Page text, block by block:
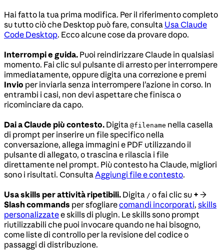
Hai fatto la tua prima modifica. Per il riferimento completo
su tutto ciò che Desktop può fare, consulta Usa Claude
Code Desktop. Ecco alcune cose da provare dopo.
Interrompi e guida. Puoi reindirizzare Claude in qualsiasi
momento. Fai clic sul pulsante di arresto per interrompere
immediatamente, oppure digita una correzione e premi
Invio per inviarla senza interrompere l’azione in corso. In
entrambi i casi, non devi aspettare che finisca o
ricominciare da capo.
Dai a Claude più contesto. Digita @filename nella casella
di prompt per inserire un file specifico nella
conversazione, allega immagini e PDF utilizzando il
pulsante di allegato, o trascina e rilascia i file
direttamente nel prompt. Più contesto ha Claude, migliori
sono i risultati. Consulta Aggiungi file e contesto.
Usa skills per attività ripetibili. Digita / o fai clic su + →
Slash commands per sfogliarecomandi incorporati, skills
personalizzatee skills di plugin. Le skills sono prompt
riutilizzabili che puoi invocare quando ne hai bisogno,
come liste di controllo per la revisione del codice o
passaggi di distribuzione.